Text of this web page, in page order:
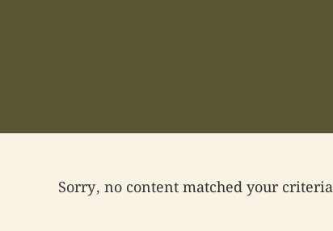
Sorry, no content matched your